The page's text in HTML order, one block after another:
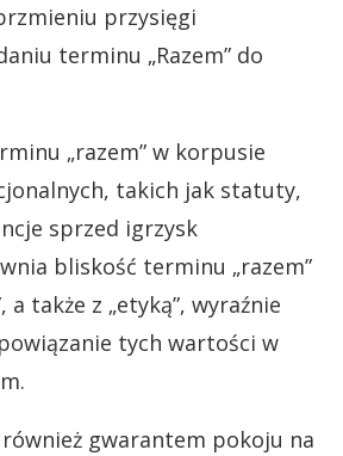
przysięgi
terminu „Razem” do
„razem” w korpusie
takich jak statuty,
sprzed igrzysk
bliskość terminu „razem”
a także z „etyką”, wyraźnie
tych wartości w
gwarantem pokoju na